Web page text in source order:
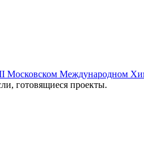
Московском Международном
готовящиеся проекты.